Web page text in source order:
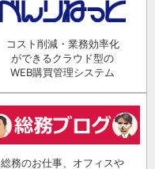
コスト削減・業務効率化
ができるクラウド型の
WEB購買管理システム
総務のお仕事、オフィスや